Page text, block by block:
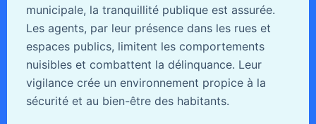
municipale, la tranquillité publique est assurée.
Les agents, par leur présence dans les rues et
espaces publics, limitent les comportements
nuisibles et combattent la délinquance. Leur
vigilance crée un environnement propice à la
sécurité et au bien-être des habitants.